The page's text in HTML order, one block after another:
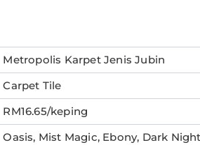
Metropolis Karpet Jenis Jubin
Carpet Tile
RM16.65/keping
Oasis, Mist Magic, Ebony, Dark Night